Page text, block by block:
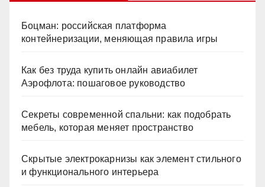
Боцман: российская платформа
контейнеризации, меняющая правила игры
Как без труда купить онлайн авиабилет
Аэрофлота: пошаговое руководство
Секреты современной спальни: как подобрать
мебель, которая меняет пространство
Скрытые электрокарнизы как элемент стильного
и функционального интерьера